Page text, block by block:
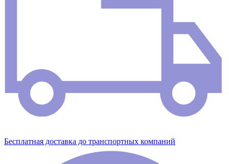
Бесплатная доставка до транспортных компаний